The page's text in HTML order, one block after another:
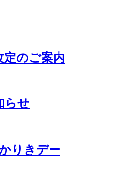
のご案内
らせ
りきデー